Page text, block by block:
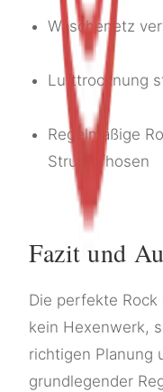
Wäschenetz
Lufttrocknung
Regelmäßige
Strumpfhosen
Fazit und
Die perfekte
kein Hexenwerk,
richtigen Planung
grundlegender